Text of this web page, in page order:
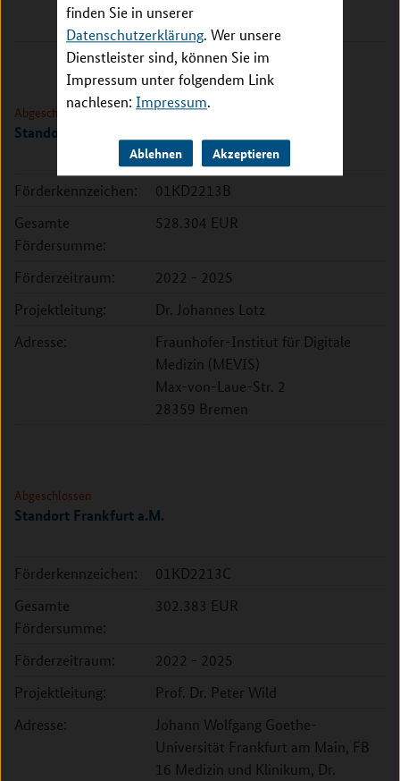
finden Sie in unserer
Datenschutzerklärung. Wer unsere
Dienstleister sind, können Sie im
Impressum unter folgendem Link
nachlesen: Impressum.
Ablehnen Akzeptieren
26121 Oldenburg
Abgeschlossen
Standort München
Förderkennzeichen:
01KD2213B
Gesamte
Fördersumme:
528.304 EUR
Förderzeitraum:
2022 - 2025
Projektleitung:
Dr. Johannes Lotz
Adresse:
Fraunhofer-Institut für Digitale
Medizin (MEVIS)
Max-von-Laue-Str. 2
28359 Bremen
Abgeschlossen
Standort Frankfurt a.M.
Förderkennzeichen:
01KD2213C
Gesamte
Fördersumme:
302.383 EUR
Förderzeitraum:
2022 - 2025
Projektleitung:
Prof. Dr. Peter Wild
Adresse:
Johann Wolfgang Goethe-
Universität Frankfurt am Main, FB
16 Medizin und Klinikum, Dr.